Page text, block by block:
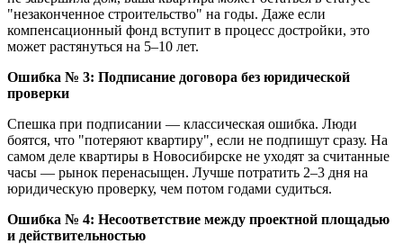
"незаконченное строительство" на годы. Даже если
компенсационный фонд вступит в процесс достройки, это
может растянуться на 5–10 лет.
Ошибка № 3: Подписание договора без юридической
проверки
Спешка при подписании — классическая ошибка. Люди
боятся, что "потеряют квартиру", если не подпишут сразу. На
самом деле квартиры в Новосибирске не уходят за считанные
часы — рынок перенасыщен. Лучше потратить 2–3 дня на
юридическую проверку, чем потом годами судиться.
Ошибка № 4: Несоответствие между проектной площадью
и действительностью